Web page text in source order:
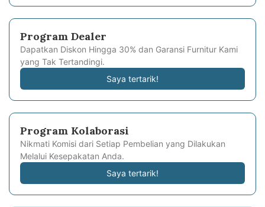
Program Dealer
Dapatkan Diskon Hingga 30% dan Garansi Furnitur Kami
yang Tak Tertandingi.
Saya tertarik!
Program Kolaborasi
Nikmati Komisi dari Setiap Pembelian yang Dilakukan
Melalui Kesepakatan Anda.
Saya tertarik!